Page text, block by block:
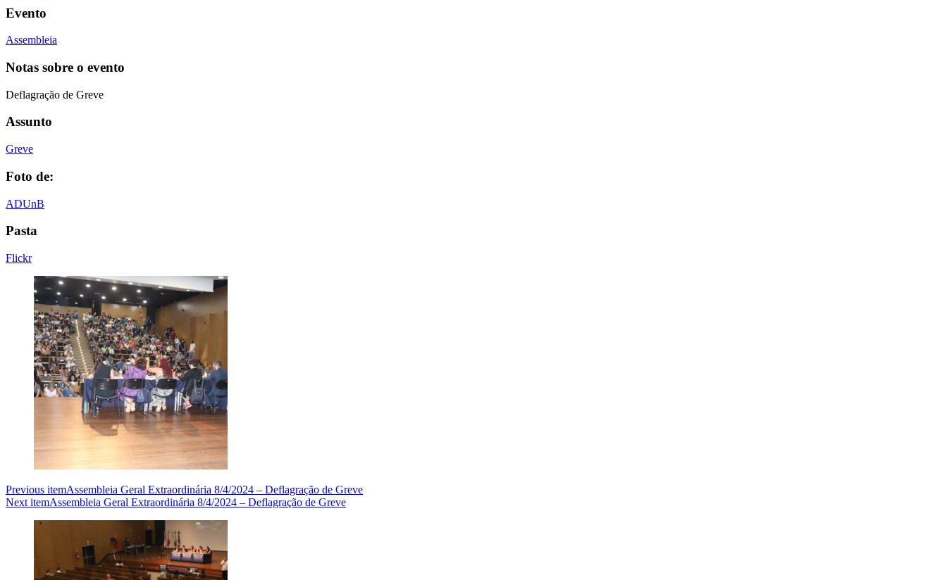
Evento
Assembleia
Notas sobre o evento
Deflagração de Greve
Assunto
Greve
Foto de:
ADUnB
Pasta
Flickr
Previous itemAssembleia Geral Extraordinária 8/4/2024 – Deflagração de Greve
Next itemAssembleia Geral Extraordinária 8/4/2024 – Deflagração de Greve